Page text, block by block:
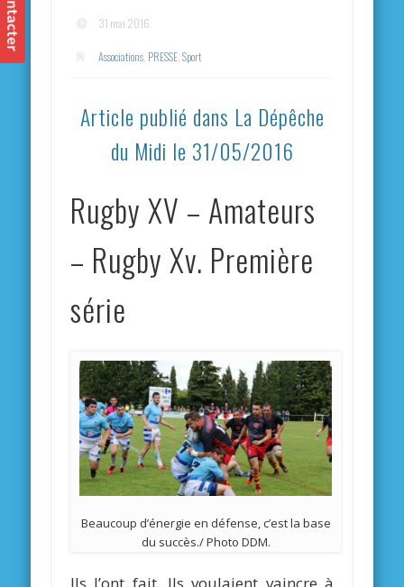
31 mai 2016
Associations PRESSE ,Sport
Article publié dans La Dépêche
du Midi le 31/05/2016
Rugby XV – Amateurs
– Rugby Xv. Première
série
Beaucoup d’énergie en défense, c’est la base
du succès./ Photo DDM.